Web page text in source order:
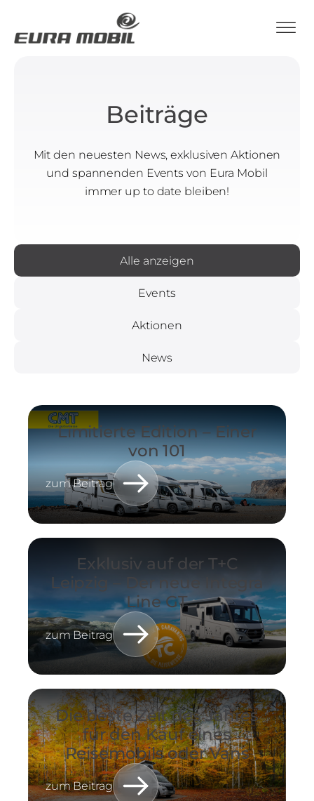
Beiträge
Mit den neuesten News, exklusiven Aktionen
und spannenden Events von Eura Mobil
immer up to date bleiben!
Alle anzeigen
Events
Aktionen
News
Limitierte Edition – Einer
von 101
zum Beitrag
Exklusiv auf der T+C
Leipzig – Der neue Integra
Line GT
zum Beitrag
Die beste Zeit des Jahres
für den Kauf eines
Reisemobils oder Vans
zum Beitrag